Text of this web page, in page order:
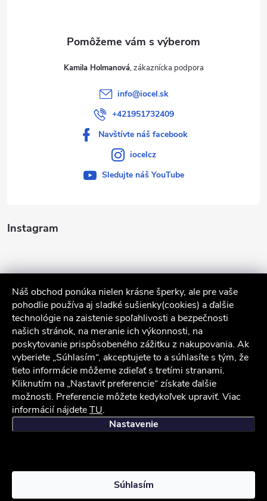
Náš obchod ponúka nielen krásne šperky, ale pre vaše
pohodlie používa aj sladké sušienky(cookies) a ďalšie
technológie na zaistenie spoľahlivosti a bezpečnosti
našich stránok, na meranie ich výkonnosti, na
poskytovanie prispôsobeného zážitku z nakupovania. Ak
vyberiete „Súhlasím“, akceptujete to a súhlasíte s tým, že
tieto informácie môžeme zdieľať s tretími stranami.
Kliknutím na „Nastaviť preferencie“ získate ďalšie
možnosti. Preferencie môžete kedykoľvek upraviť. Viac
informácií nájdeteTU.
Nastavenie
Súhlasím
Instagram
Sledovať na Instagrame
Služby zákazníkom
Kamila Holmanová
info@iocel.sk
+421951732409
Navštívte náš facebook
iocelcz
Sledujte náš YouTube
iocel.sk Obchodné podmienky Ochrana osobných údajov
Vytvoril Shoptet